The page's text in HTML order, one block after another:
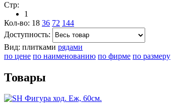
Стр:
1
Кол-во: 18 36 72 144
Доступность:
Вид: плитками рядами
по цене по наименованию по фирме по размеру
Товары